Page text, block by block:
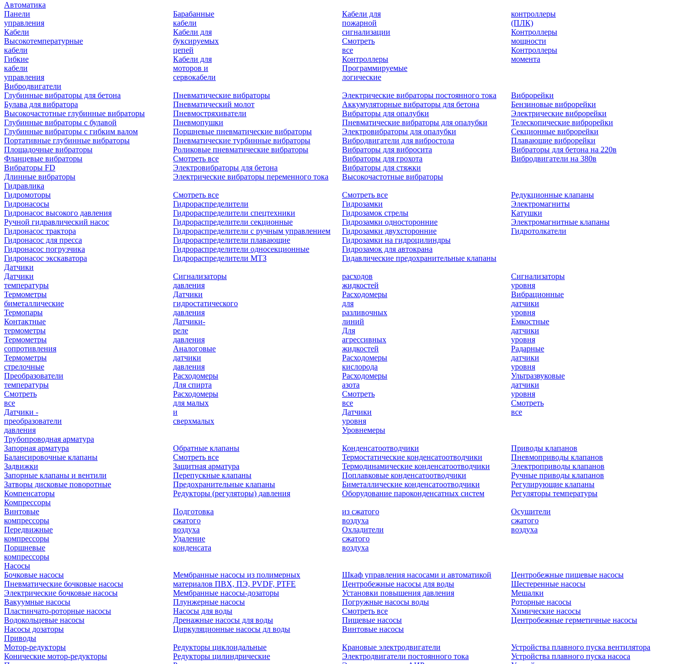
Автоматика
Панели
управления
Кабели
Высокотемпературные
кабели
Гибкие
кабели
управления
Барабанные
кабели
Кабели для
буксируемых
цепей
Кабели для
моторов и
сервокабели
Кабели для
пожарной
сигнализации
Смотреть
все
Контроллеры
Программируемые
логические
контроллеры
(ПЛК)
Контроллеры
мощности
Контроллеры
момента
Вибродвигатели
Глубинные вибраторы для бетона
Булава для вибратора
Высокочастотные глубинные вибраторы
Глубинные вибраторы с булавой
Глубинные вибраторы с гибким валом
Портативные глубинные вибраторы
Площадочные вибраторы
Фланцевые вибраторы
Вибраторы FD
Длинные вибраторы
Пневматические вибраторы
Пневматический молот
Пневмостряхиватели
Пневмопушки
Поршневые пневматические вибраторы
Пневматические турбинные вибраторы
Роликовые пневматические вибраторы
Смотреть все
Электровибраторы для бетона
Электрические вибраторы переменного тока
Электрические вибраторы постоянного тока
Аккумуляторные вибраторы для бетона
Вибраторы для опалубки
Пневматические вибраторы для опалубки
Электровибраторы для опалубки
Вибродвигатели для вибростола
Вибраторы для вибросита
Вибраторы для грохота
Вибраторы для стяжки
Высокочастотные вибраторы
Виброрейки
Бензиновые виброрейки
Электрические виброрейки
Телескопические виброрейки
Секционные виброрейки
Плавающие виброрейки
Вибраторы для бетона на 220в
Вибродвигатели на 380в
Гидравлика
Гидромоторы
Гидронасосы
Гидронасос высокого давления
Ручной гидравлический насос
Гидронасос трактора
Гидронасос для пресса
Гидронасос погрузчика
Гидронасос экскаватора
Смотреть все
Гидрораспределители
Гидрораспределители спецтехники
Гидрораспределители секционные
Гидрораспределители с ручным управлением
Гидрораспределители плавающие
Гидрораспределители односекционные
Гидрораспределители МТЗ
Смотреть все
Гидрозамки
Гидрозамок стрелы
Гидрозамки односторонние
Гидрозамки двухсторонние
Гидрозамки на гидроцилиндры
Гидрозамок для автокрана
Гидавлические предохранительные клапаны
Редукционные клапаны
Электромагниты
Катушки
Электромагнитные клапаны
Гидротолкатели
Датчики
Датчики
температуры
Термометры
биметаллические
Термопары
Контактные
термометры
Термометры
сопротивления
Термометры
стрелочные
Преобразователи
температуры
Смотреть
все
Датчики -
преобразователи
давления
Сигнализаторы
давления
Датчики
гидростатического
давления
Датчики-
реле
давления
Аналоговые
датчики
давления
Расходомеры
Для спирта
Расходомеры
для малых
и
сверхмалых
расходов
жидкостей
Расходомеры
для
разливочных
линий
Для
агрессивных
жидкостей
Расходомеры
кислорода
Расходомеры
азота
Смотреть
все
Датчики
уровня
Уровнемеры
Сигнализаторы
уровня
Вибрационные
датчики
уровня
Емкостные
датчики
уровня
Радарные
датчики
уровня
Ультразвуковые
датчики
уровня
Смотреть
все
Трубопроводная арматура
Запорная арматура
Балансировочные клапаны
Задвижки
Запорные клапаны и вентили
Затворы дисковые поворотные
Компенсаторы
Обратные клапаны
Смотреть все
Защитная арматура
Перепускные клапаны
Предохранительные клапаны
Редукторы (регуляторы) давления
Конденсатоотводчики
Термостатические конденсатоотводчики
Термодинамические конденсатоотводчики
Поплавковые конденсатоотводчики
Биметаллические конденсатоотводчики
Оборудование пароконденсатных систем
Приводы клапанов
Пневмоприводы клапанов
Электроприводы клапанов
Ручные приводы клапанов
Регулирующие клапаны
Регуляторы температуры
Компрессоры
Винтовые
компрессоры
Передвижные
компрессоры
Поршневые
компрессоры
Подготовка
сжатого
воздуха
Удаление
конденсата
из сжатого
воздуха
Охладители
сжатого
воздуха
Осушители
сжатого
воздуха
Насосы
Бочковые насосы
Пневматические бочковые насосы
Электрические бочковые насосы
Вакуумные насосы
Пластинчато-роторные насосы
Водокольцевые насосы
Насосы дозаторы
Мембранные насосы из полимерных
материалов ПВХ, ПЭ, PVDF, PTFE
Мембранные насосы-дозаторы
Плунжерные насосы
Насосы для воды
Дренажные насосы для воды
Циркуляционные насосы дл воды
Шкаф управления насосами и автоматикой
Центробежные насосы для воды
Установки повышения давления
Погружные насосы воды
Смотреть все
Пищевые насосы
Винтовые насосы
Центробежные пищевые насосы
Шестеренные насосы
Мешалки
Роторные насосы
Химические насосы
Центробежные герметичные насосы
Приводы
Мотор-редукторы
Конические мотор-редукторы
Редукторы циклоидальные
Редукторы цилиндрические
Крановые электродвигатели
Электродвигатели постоянного тока
Устройства плавного пуска вентилятора
Устройства плавного пуска насоса